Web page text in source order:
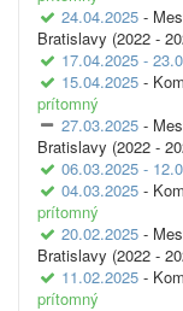
24.04.2025 -
Bratislavy (2022 -
17.04.2025 -
15.04.2025 -
prítomný
27.03.2025 -
Bratislavy (2022 -
06.03.2025 -
04.03.2025 -
prítomný
20.02.2025 -
Bratislavy (2022 -
11.02.2025 -
prítomný